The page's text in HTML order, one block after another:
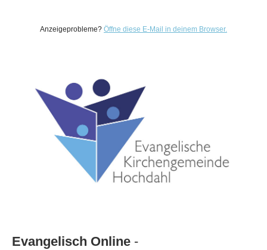
Anzeigeprobleme? Öffne diese E-Mail in deinem Browser.
Evangelisch Online -